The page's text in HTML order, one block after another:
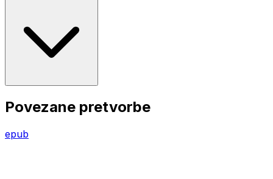
Povezane pretvorbe
epub